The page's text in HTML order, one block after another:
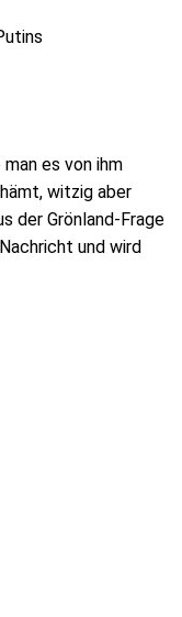
es von ihm
witzig aber
der Grönland-Frage
und wird